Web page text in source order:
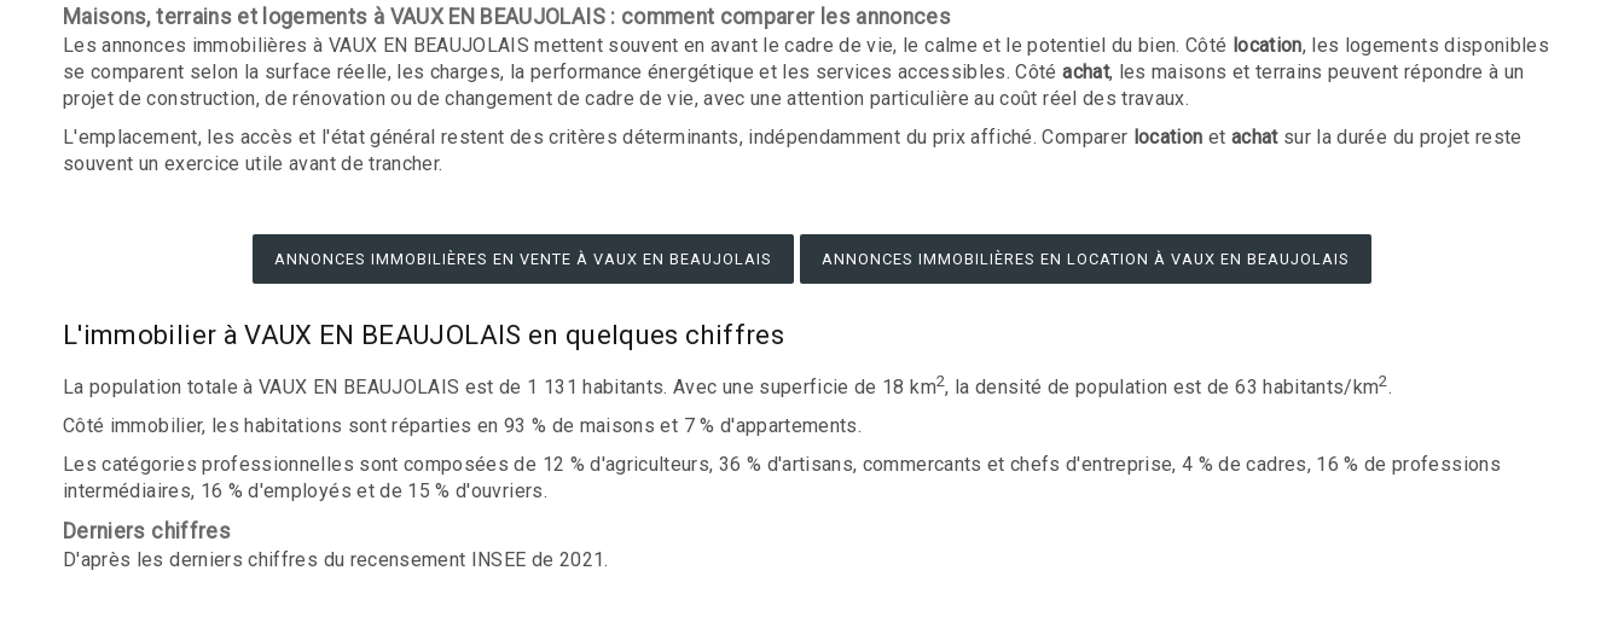
Maisons, terrains et logements à VAUX EN BEAUJOLAIS : comment comparer les annonces
Les annonces immobilières à VAUX EN BEAUJOLAIS mettent souvent en avant le cadre de vie, le calme et le potentiel du bien. Côté location, les logements disponibles
se comparent selon la surface réelle, les charges, la performance énergétique et les services accessibles. Côtéachat, les maisons et terrains peuvent répondre à un
projet de construction, de rénovation ou de changement de cadre de vie, avec une attention particulière au coût réel des travaux.
L'emplacement, les accès et l'état général restent des critères déterminants, indépendamment du prix affiché. Comparer location et achatsur la durée du projet reste
souvent un exercice utile avant de trancher.
ANNONCES IMMOBILIÈRES EN VENTE À VAUX EN BEAUJOLAIS ANNONCES IMMOBILIÈRES EN LOCATION À VAUX EN BEAUJOLAIS
L'immobilier à VAUX EN BEAUJOLAIS en quelques chiffres
La population totale à VAUX EN BEAUJOLAIS est de 1 131 habitants. Avec une superficie de 18 km2, la densité de population est de 63 habitants/km2.
Côté immobilier, les habitations sont réparties en 93 % de maisons et 7 % d'appartements.
Les catégories professionnelles sont composées de 12 % d'agriculteurs, 36 % d'artisans, commercants et chefs d'entreprise, 4 % de cadres, 16 % de professions
intermédiaires, 16 % d'employés et de 15 % d'ouvriers.
Derniers chiffres
D'après les derniers chiffres du recensement INSEE de 2021.